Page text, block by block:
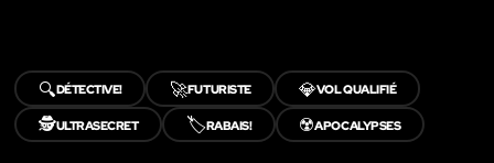
🔍DÉTECTIVE! 🚀FUTURISTE 💎VOL QUALIFIÉ
🕵️ULTRASECRET 🏷️RABAIS! ☢️APOCALYPSES